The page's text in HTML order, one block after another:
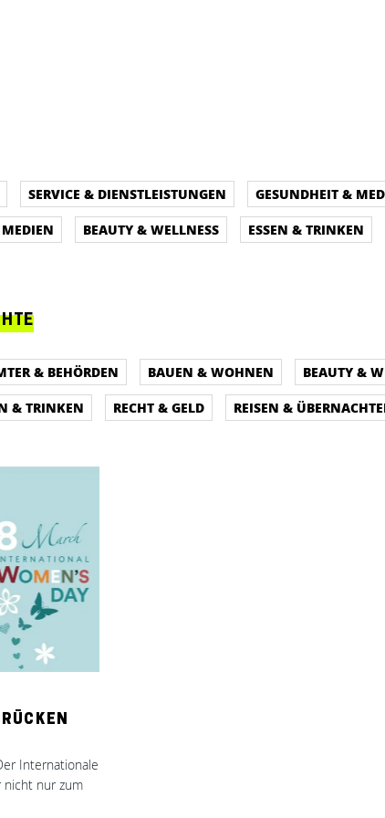
SERVICE & DIENSTLEISTUNGEN GESUNDHEIT &
BEAUTY & WELLNESS ESSEN & TRINKEN
& BEHÖRDEN BAUEN & WOHNEN BEAUTY &
& TRINKEN RECHT & GELD REISEN &
Internationale
nicht nur zum